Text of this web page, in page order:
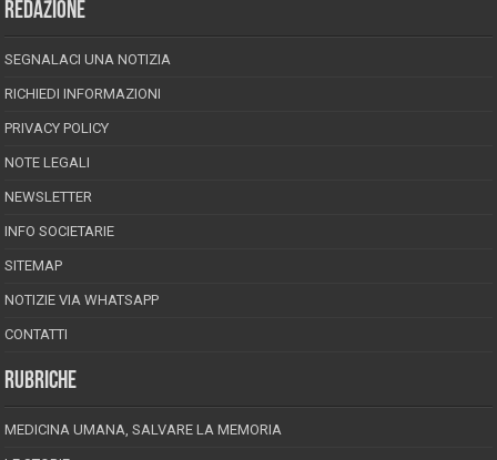
REDAZIONE
SEGNALACI UNA NOTIZIA
RICHIEDI INFORMAZIONI
PRIVACY POLICY
NOTE LEGALI
NEWSLETTER
INFO SOCIETARIE
SITEMAP
NOTIZIE VIA WHATSAPP
CONTATTI
RUBRICHE
MEDICINA UMANA, SALVARE LA MEMORIA